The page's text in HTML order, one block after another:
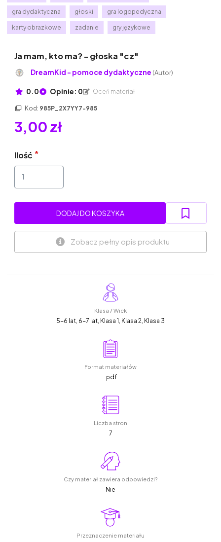
gra dydaktyczna głoski gra logopedyczna
karty obrazkowe zadanie gry językowe
Ja mam, kto ma? - głoska "cz"
DreamKid - pomoce dydaktyczne (Autor)
0.0 Opinie: 0 Oceń materiał
Kod: 985P_2X7YY7-985
3,00 zł
Ilość
DODAJ DO KOSZYKA
Zobacz pełny opis produktu
Klasa / Wiek
5-6 lat, 6-7 lat, Klasa 1, Klasa 2, Klasa 3
Format materiałów
.pdf
Liczba stron
7
Czy materiał zawiera odpowiedzi?
Nie
Przeznaczenie materiału